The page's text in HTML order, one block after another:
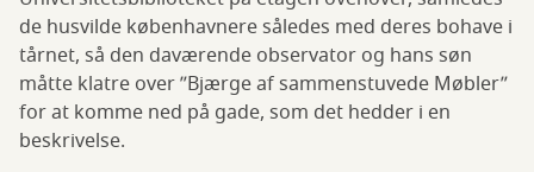
de husvilde københavnere således med deres bohave i
tårnet, så den daværende observator og hans søn
måtte klatre over ”Bjærge af sammenstuvede Møbler”
for at komme ned på gade, som det hedder i en
beskrivelse.